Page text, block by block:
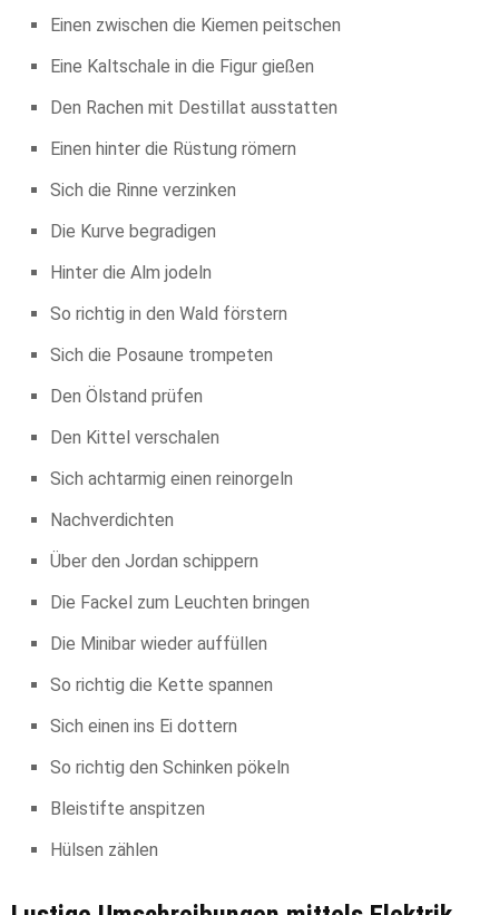
Einen zwischen die Kiemen peitschen
Eine Kaltschale in die Figur gießen
Den Rachen mit Destillat ausstatten
Einen hinter die Rüstung römern
Sich die Rinne verzinken
Die Kurve begradigen
Hinter die Alm jodeln
So richtig in den Wald förstern
Sich die Posaune trompeten
Den Ölstand prüfen
Den Kittel verschalen
Sich achtarmig einen reinorgeln
Nachverdichten
Über den Jordan schippern
Die Fackel zum Leuchten bringen
Die Minibar wieder auffüllen
So richtig die Kette spannen
Sich einen ins Ei dottern
So richtig den Schinken pökeln
Bleistifte anspitzen
Hülsen zählen